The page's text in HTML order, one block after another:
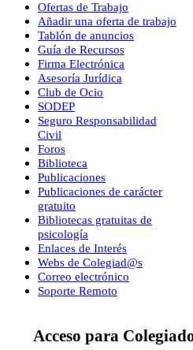
Ofertas de Trabajo
Añadir una oferta de trabajo
Tablón de anuncios
Guía de Recursos
Firma Electrónica
Asesoría Jurídica
Club de Ocio
SODEP
Seguro Responsabilidad
Civil
Foros
Biblioteca
Publicaciones
Publicaciones de carácter
gratuito
Bibliotecas gratuitas de
psicología
Enlaces de Interés
Webs de Colegiad@s
Correo electrónico
Soporte Remoto
Acceso para